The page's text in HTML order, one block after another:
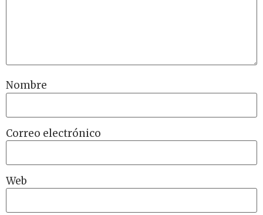
Nombre
Correo electrónico
Web